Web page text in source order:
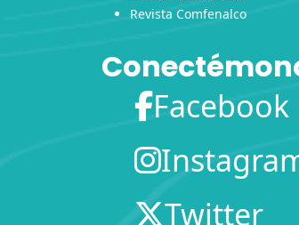
Revista Comfenalco
Facebook
Twitter